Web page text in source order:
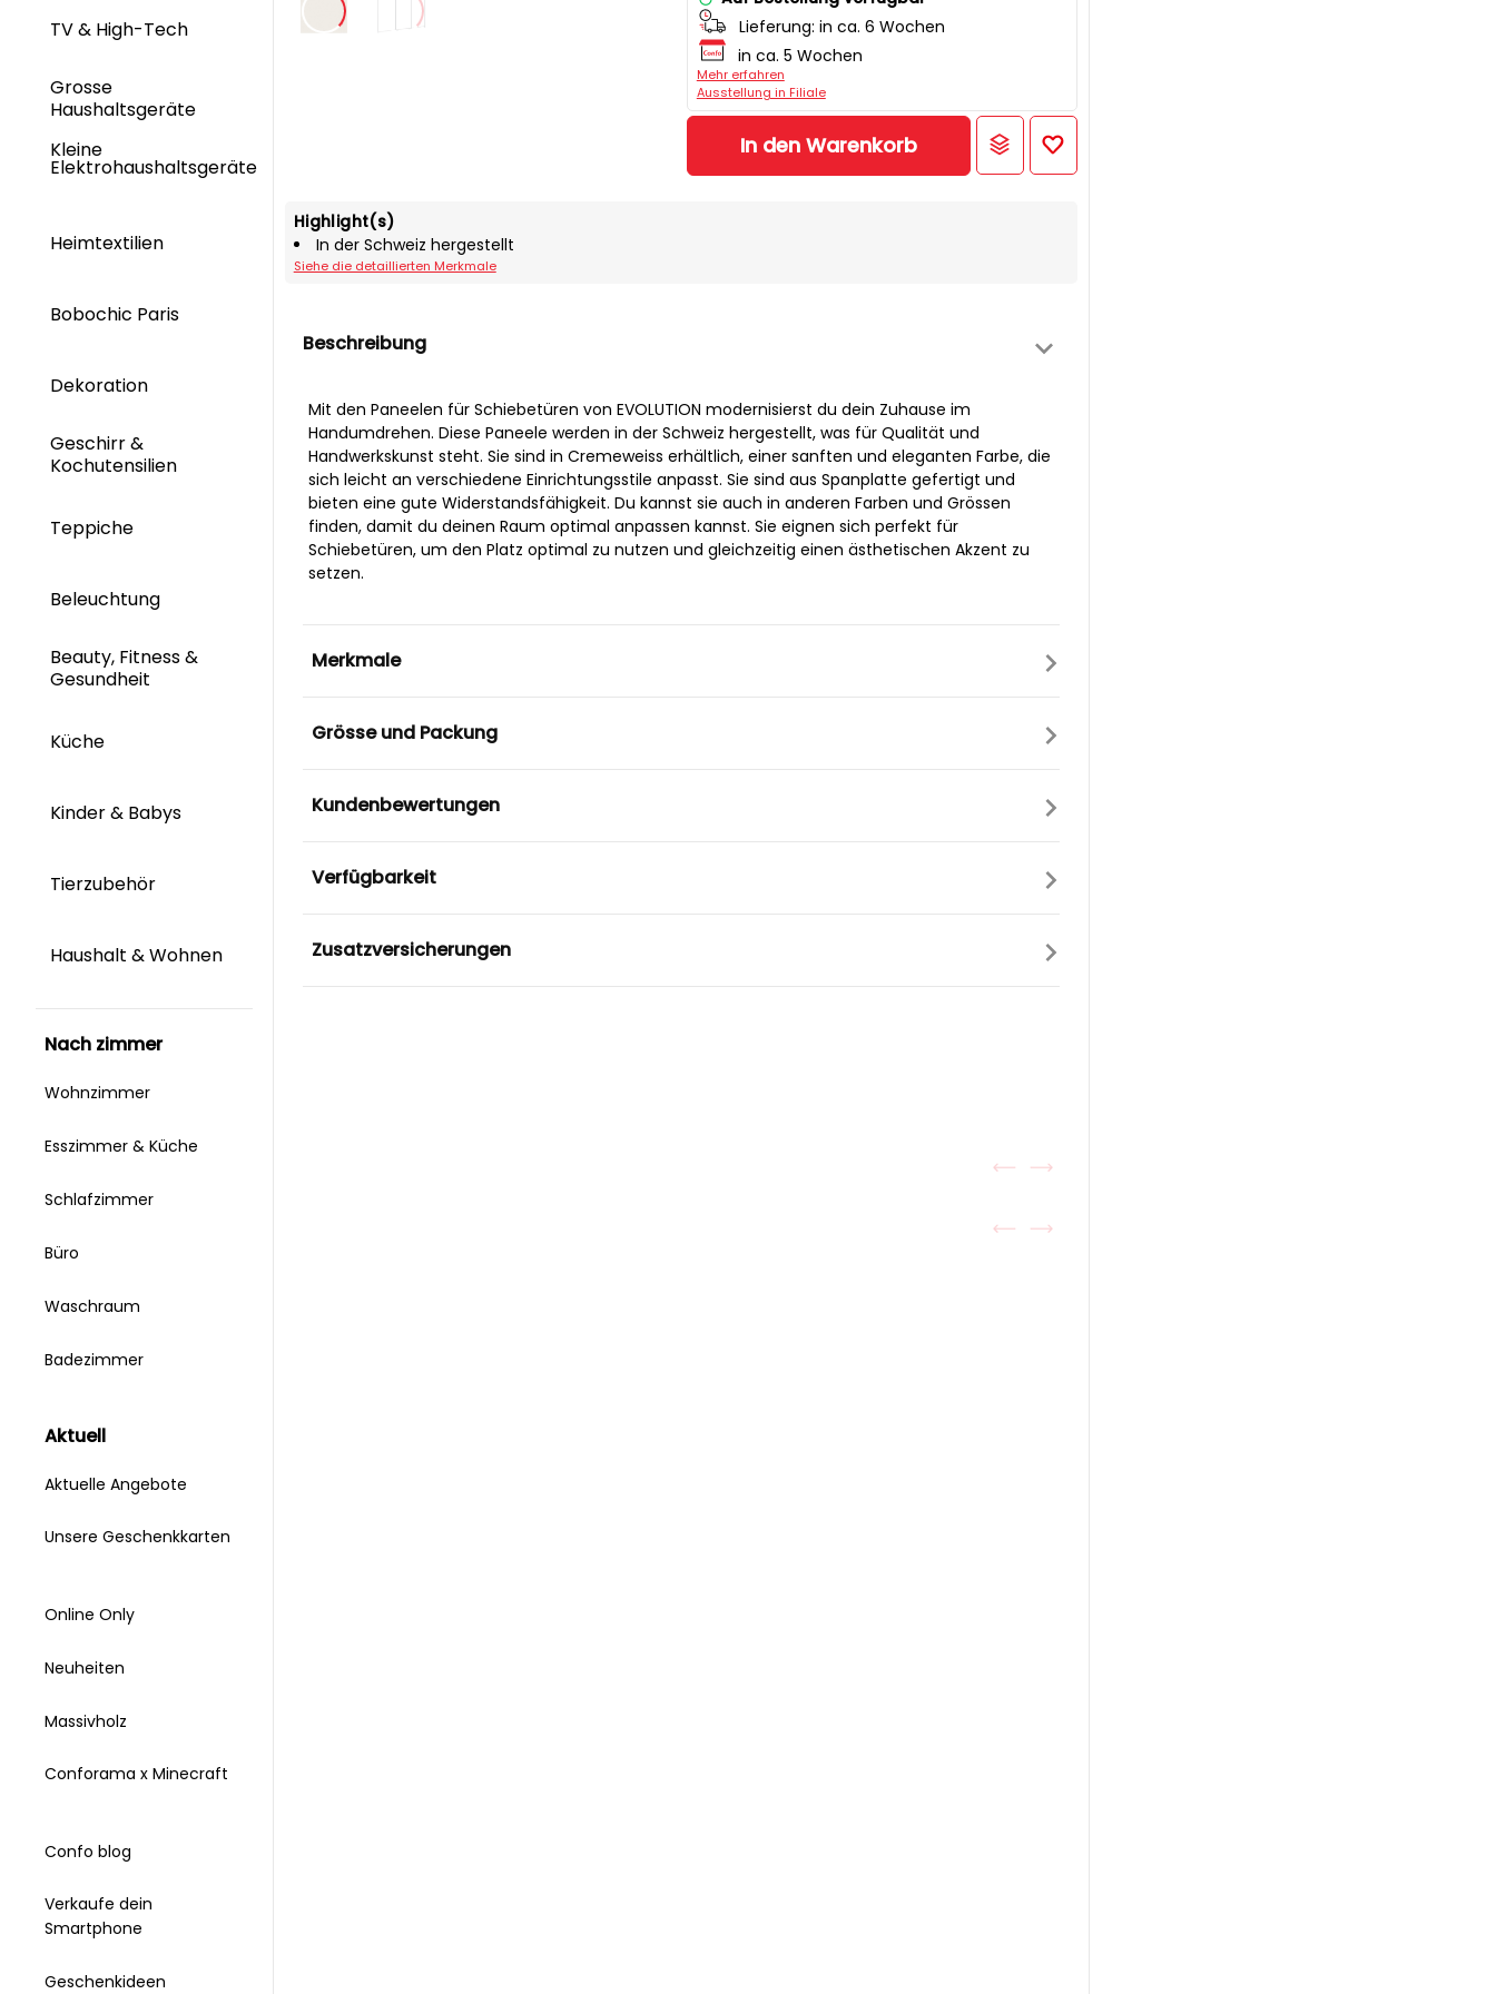
TV & High-Tech
Grosse
Haushaltsgeräte
Kleine
Elektrohaushaltsgeräte
Heimtextilien
Bobochic Paris
Dekoration
Geschirr &
Kochutensilien
Teppiche
Beleuchtung
Beauty, Fitness &
Gesundheit
Küche
Kinder & Babys
Tierzubehör
Haushalt & Wohnen
nach zimmer
Wohnzimmer
Esszimmer & Küche
Schlafzimmer
Büro
Waschraum
Badezimmer
aktuell
Aktuelle Angebote
Unsere Geschenkkarten
Online Only
Neuheiten
Massivholz
Conforama x Minecraft
Confo blog
Verkaufe dein
Smartphone
Geschenkideen
Lieferung: in ca. 6 Wochen
in ca. 5 Wochen
Mehr erfahren
Ausstellung in Filiale
In den Warenkorb
Highlight(s)
In der Schweiz hergestellt
Siehe die detaillierten Merkmale
Beschreibung
Mit den Paneelen für Schiebetüren von EVOLUTION modernisierst du dein Zuhause im
Handumdrehen. Diese Paneele werden in der Schweiz hergestellt, was für Qualität und
Handwerkskunst steht. Sie sind in Cremeweiss erhältlich, einer sanften und eleganten Farbe, die
sich leicht an verschiedene Einrichtungsstile anpasst. Sie sind aus Spanplatte gefertigt und
bieten eine gute Widerstandsfähigkeit. Du kannst sie auch in anderen Farben und Grössen
finden, damit du deinen Raum optimal anpassen kannst. Sie eignen sich perfekt für
Schiebetüren, um den Platz optimal zu nutzen und gleichzeitig einen ästhetischen Akzent zu
setzen.
Merkmale
Grösse und Packung
Kundenbewertungen
Verfügbarkeit
Zusatzversicherungen